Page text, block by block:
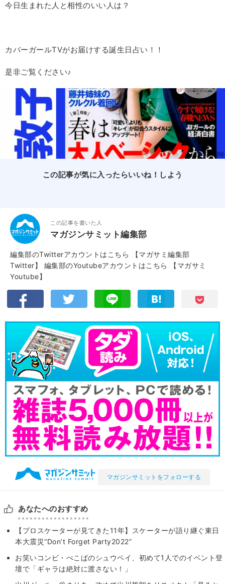
今日生まれた人と相性のいい人は？
カバーガールTVがお届けする誕生日占い！！
是非ご覧ください♪
この記事が気に入ったらいいね！しよう
この記事を書いた人
マガジンサミット編集部
編集部のTwitterアカウントはこちら
【マガサミ編集部
Twitter】
編集部のYoutubeアカウントはこちら
【マガサミ
Youtube】
マガジンサミットをフォローする
あなたへのおすすめ
【プロスケーターが見てきた11年】スケーターが語り継ぐ東日
本大震災“Don’t Forget Party2022”
お笑いコンビ・ぺこぱのシュウペイ、初めて1人でのイベント登
壇で「ギャラは絶対に渡さない！」